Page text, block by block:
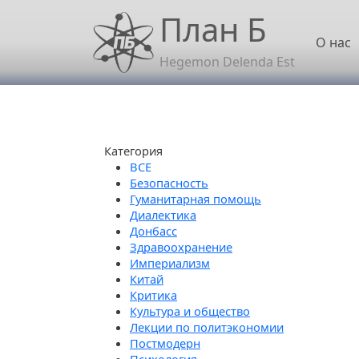
Перейти к основному содержаниюПлан Б
Hegemon Delenda Est
О нас
Категория
Безопасность
Гуманитарная помощь
Диалектика
Донбасс
Здравоохранение
Империализм
Китай
Критика
Культура и общество
Лекции по политэкономии
Постмодерн